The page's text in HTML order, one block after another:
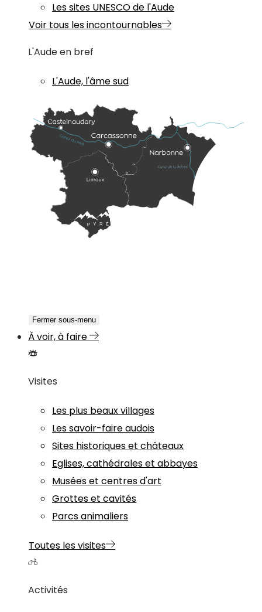
Les sites UNESCO de l'Aude
Voir tous les incontournables
L'Aude en bref
L'Aude, l'âme sud
Fermer sous-menu
À voir, à faire
Visites
Les plus beaux villages
Les savoir-faire audois
Sites historiques et châteaux
Eglises, cathédrales et abbayes
Musées et centres d'art
Grottes et cavités
Parcs animaliers
Toutes les visites
Activités